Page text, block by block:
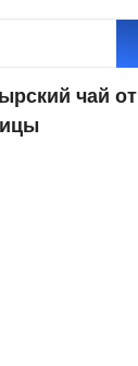
чай от